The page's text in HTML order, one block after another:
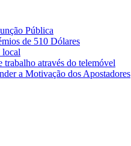
Pública
de 510 Dólares
local
através do telemóvel
a Motivação dos Apostadores